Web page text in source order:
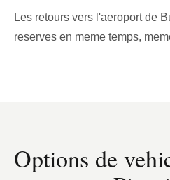
Les retours vers l'aeroport de
reserves en meme temps,
Options de